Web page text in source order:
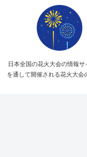
日本全国の花火大会の情報
を通して開催される花火大会